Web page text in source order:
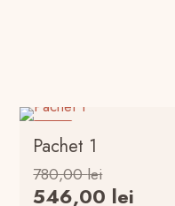
Pachet 1
780,00lei
inițial
546,00 lei